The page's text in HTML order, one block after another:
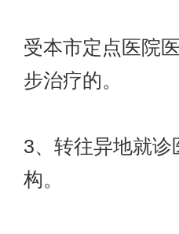
受本市定点医院
步治疗的。
3、转往异地就
构。